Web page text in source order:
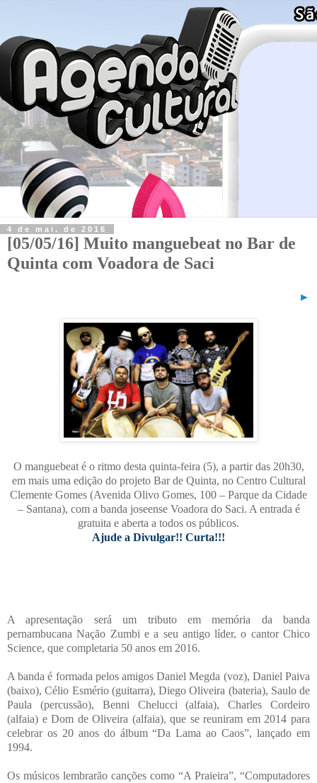
4 de mai. de 2016
[05/05/16] Muito manguebeat no Bar de
Quinta com Voadora de Saci
►
O manguebeat é o ritmo desta quinta-feira (5), a partir das 20h30,
em mais uma edição do projeto Bar de Quinta, no Centro Cultural
Clemente Gomes (Avenida Olivo Gomes, 100 – Parque da Cidade
– Santana), com a banda joseense Voadora do Saci. A entrada é
gratuita e aberta a todos os públicos.
Ajude a Divulgar!! Curta!!!
A apresentação será um tributo em memória da banda
pernambucana Nação Zumbi e a seu antigo líder, o cantor Chico
Science, que completaria 50 anos em 2016.
A banda é formada pelos amigos Daniel Megda (voz), Daniel Paiva
(baixo), Célio Esmério (guitarra), Diego Oliveira (bateria), Saulo de
Paula (percussão), Benni Chelucci (alfaia), Charles Cordeiro
(alfaia) e Dom de Oliveira (alfaia), que se reuniram em 2014 para
celebrar os 20 anos do álbum “Da Lama ao Caos”, lançado em
1994.
Os músicos lembrarão canções como “A Praieira”, “Computadores